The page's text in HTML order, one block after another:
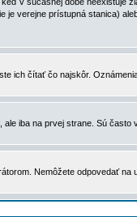
verejne prístupná stanica)
ich čítať čo najskôr.
ale iba na prvej strane. Sú
Nemôžete odpovedať